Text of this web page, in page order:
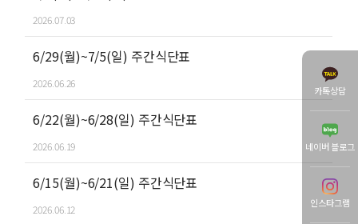
카톡상담
네이버 블로그
인스타그램
2026.07.03
6/29(월)~7/5(일) 주간식단표
2026.06.26
6/22(월)~6/28(일) 주간식단표
2026.06.19
6/15(월)~6/21(일) 주간식단표
2026.06.12